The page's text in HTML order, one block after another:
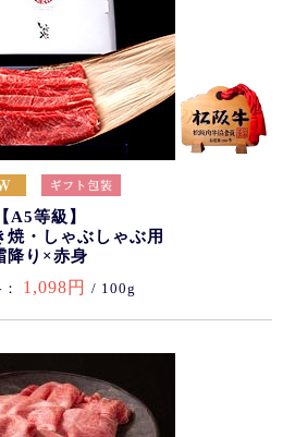
【A5等級】
焼・しゃぶしゃぶ用
降り×赤身
1,098円 / 100g